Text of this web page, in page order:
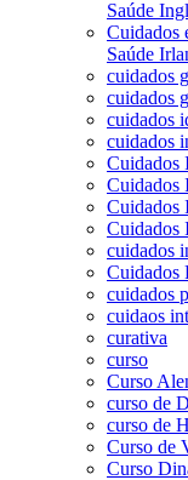
Saúde
Cuidados
Saúde
cuidados
cuidados
cuidados
cuidados
Cuidados
Cuidados
Cuidados
Cuidados
cuidados
Cuidados
cuidados
cuidaos
curativa
curso
Curso
curso de
curso de
Curso de
Curso